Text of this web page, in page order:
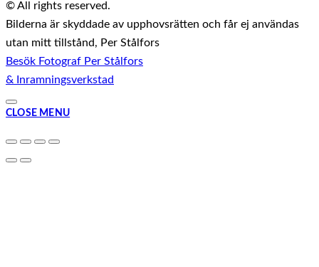
© All rights reserved.
Bilderna är skyddade av upphovsrätten och får ej användas
utan mitt tillstånd, Per Stålfors
Besök Fotograf Per Stålfors
& Inramningsverkstad
CLOSE MENU